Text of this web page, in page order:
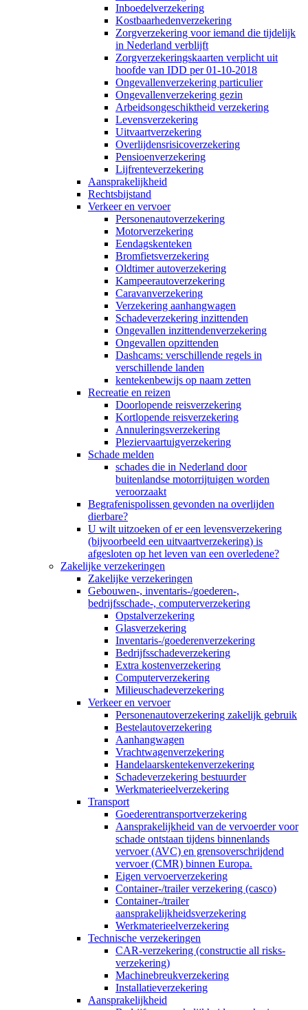
Inboedelverzekering
Kostbaarhedenverzekering
Zorgverzekering voor iemand die tijdelijk
in Nederland verblijft
Zorgverzekeringskaarten verplicht uit
hoofde van IDD per 01-10-2018
Ongevallenverzekering particulier
Ongevallenverzekering gezin
Arbeidsongeschiktheid verzekering
Levensverzekering
Uitvaartverzekering
Overlijdensrisicoverzekering
Pensioenverzekering
Lijfrenteverzekering
Aansprakelijkheid
Rechtsbijstand
Verkeer en vervoer
Personenautoverzekering
Motorverzekering
Eendagskenteken
Bromfietsverzekering
Oldtimer autoverzekering
Kampeerautoverzekering
Caravanverzekering
Verzekering aanhangwagen
Schadeverzekering inzittenden
Ongevallen inzittendenverzekering
Ongevallen opzittenden
Dashcams: verschillende regels in
verschillende landen
kentekenbewijs op naam zetten
Recreatie en reizen
Doorlopende reisverzekering
Kortlopende reisverzekering
Annuleringsverzekering
Pleziervaartuigverzekering
Schade melden
schades die in Nederland door
buitenlandse motorrijtuigen worden
veroorzaakt
Begrafenispolissen gevonden na overlijden
dierbare?
U wilt uitzoeken of er een levensverzekering
(bijvoorbeeld een uitvaartverzekering) is
afgesloten op het leven van een overledene?
Zakelijke verzekeringen
Zakelijke verzekeringen
Gebouwen-, inventaris-/goederen-,
bedrijfsschade-, computerverzekering
Opstalverzekering
Glasverzekering
Inventaris-/goederenverzekering
Bedrijfsschadeverzekering
Extra kostenverzekering
Computerverzekering
Milieuschadeverzekering
Verkeer en vervoer
Personenautoverzekering zakelijk gebruik
Bestelautoverzekering
Aanhangwagen
Vrachtwagenverzekering
Handelaarskentekenverzekering
Schadeverzekering bestuurder
Werkmaterieelverzekering
Transport
Goederentransportverzekering
Aansprakelijkheid van de vervoerder voor
schade ontstaan tijdens binnenlands
vervoer (AVC) en grensoverschrijdend
vervoer (CMR) binnen Europa.
Eigen vervoerverzekering
Container-/trailer verzekering (casco)
Container-/trailer
aansprakelijkheidsverzekering
Werkmaterieelverzekering
Technische verzekeringen
CAR-verzekering (constructie all risks-
verzekering)
Machinebreukverzekering
Installatieverzekering
Aansprakelijkheid